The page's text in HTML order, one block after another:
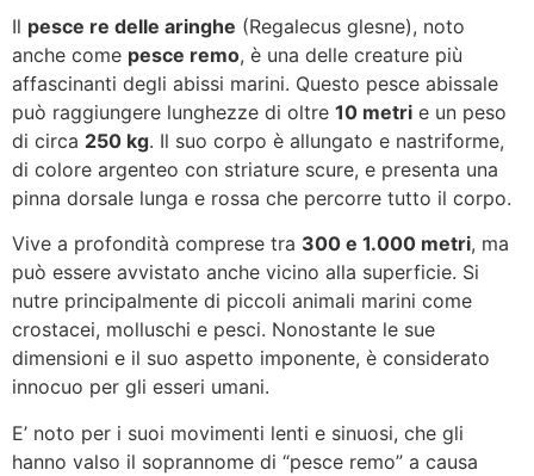
Il pesce re delle aringhe (Regalecus glesne), noto
anche come pesce remo, è una delle creature più
affascinanti degli abissi marini. Questo pesce abissale
può raggiungere lunghezze di oltre 10 metri e un peso
di circa 250 kg. Il suo corpo è allungato e nastriforme,
di colore argenteo con striature scure, e presenta una
pinna dorsale lunga e rossa che percorre tutto il corpo.
Vive a profondità comprese tra 300 e 1.000 metri, ma
può essere avvistato anche vicino alla superficie. Si
nutre principalmente di piccoli animali marini come
crostacei, molluschi e pesci. Nonostante le sue
dimensioni e il suo aspetto imponente, è considerato
innocuo per gli esseri umani.
E’ noto per i suoi movimenti lenti e sinuosi, che gli
hanno valso il soprannome di “pesce remo” a causa